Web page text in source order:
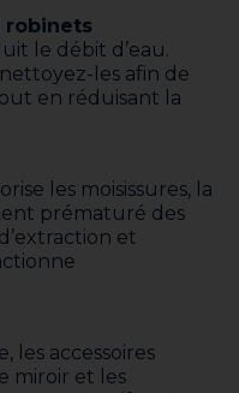
robinets
le débit d’eau.
les afin de
en réduisant la
les moisissures, la
prématuré des
et
les accessoires
miroir et les